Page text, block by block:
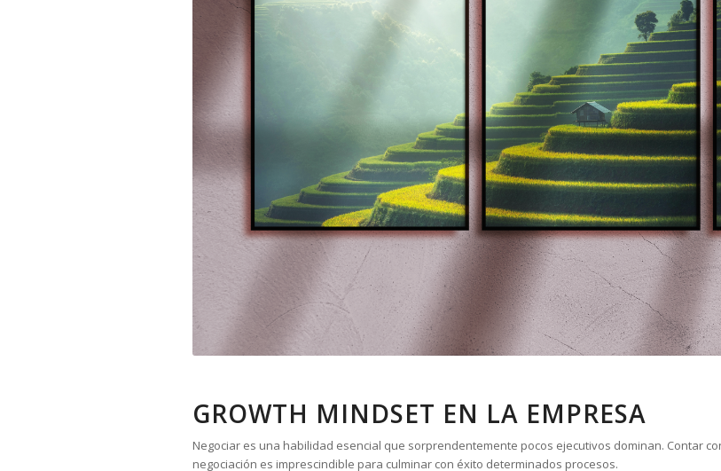
GROWTH MINDSET EN LA EMPRESA
Negociar es una habilidad esencial que sorprendentemente pocos ejecutivos dominan. Contar
negociación es imprescindible para culminar con éxito determinados procesos.